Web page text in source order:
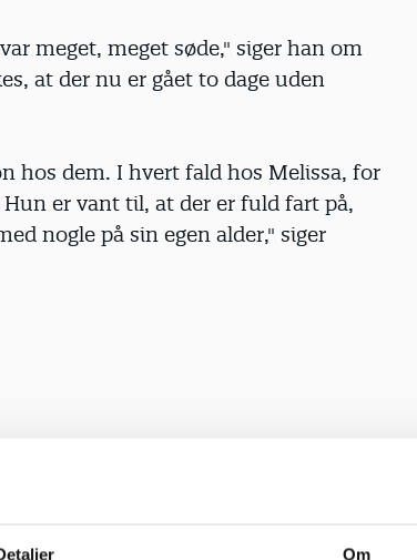
Om
meget, meget søde," siger han om
at der nu er gået to dage uden
hos dem. I hvert fald hos Melissa, for
er vant til, at der er fuld fart på,
nogle på sin egen alder," siger